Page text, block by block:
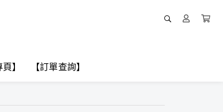
】 【訂單查詢】